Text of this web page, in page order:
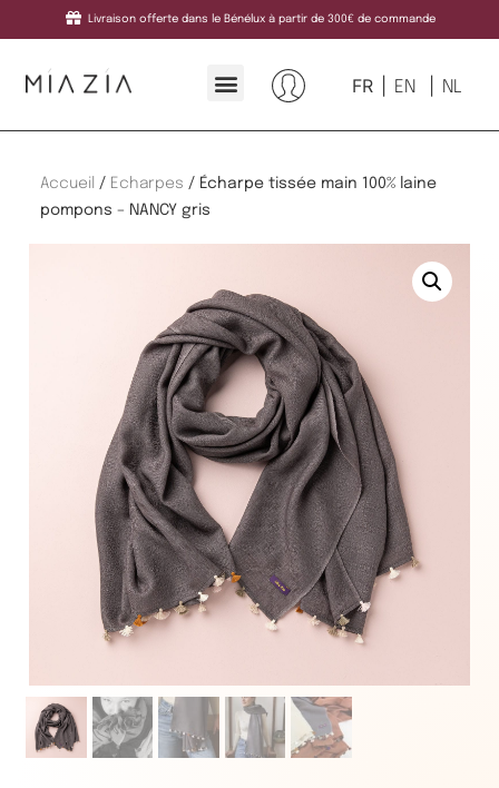
Livraison offerte dans le Bénélux à partir de 300€ de commande
FR EN NL
Accueil / Echarpes / Écharpe tissée main 100% laine
pompons – NANCY gris